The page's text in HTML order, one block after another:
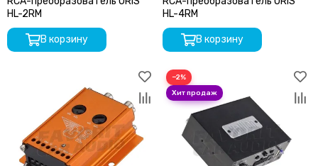
HL-2RM
В корзину
HL-4RM
В корзину
−2%